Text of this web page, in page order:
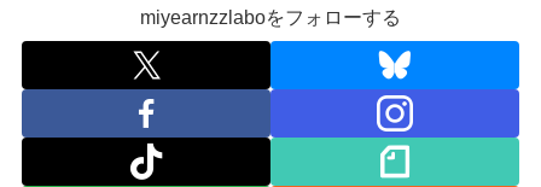
miyearnzzlaboをフォローする